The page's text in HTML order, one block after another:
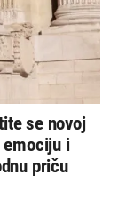
se novoj
i
priču